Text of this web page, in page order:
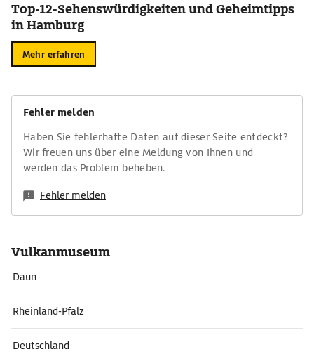
Top-12-Sehenswürdigkeiten und Geheimtipps
in Hamburg
Mehr erfahren
Fehler melden
Haben Sie fehlerhafte Daten auf dieser Seite entdeckt?
Wir freuen uns über eine Meldung von Ihnen und
werden das Problem beheben.
Fehler melden
Vulkanmuseum
Daun
Rheinland-Pfalz
Deutschland